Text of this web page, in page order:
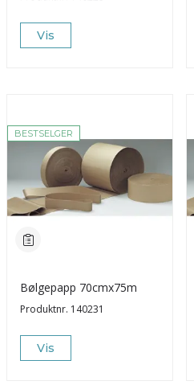
Vis
BESTSELGER
Bølgepapp 70cmx75m
Produktnr. 140231
Vis